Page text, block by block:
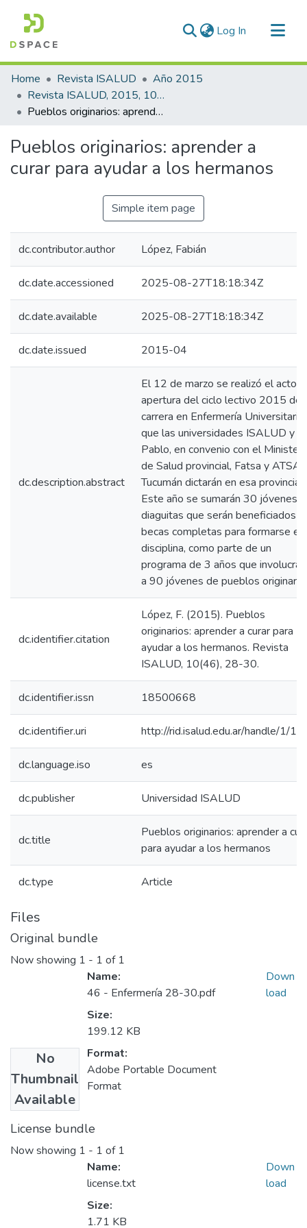
Log In (current)
Communities & Collections
All of DSpace
Statistics
Home Revista ISALUD
Año 2015
Revista ISALUD, 2015, 10(46)
Pueblos originarios: aprender a curar para ayudar a los hermanos
Pueblos originarios: aprender a
curar para ayudar a los hermanos
Simple item page
dc.contributor.author López, Fabián
dc.date.accessioned 2025-08-27T18:18:34Z
dc.date.available 2025-08-27T18:18:34Z
dc.date.issued 2015-04
dc.description.abstract
El 12 de marzo se realizó el acto
apertura del ciclo lectivo 2015 de
carrera en Enfermería Universitaria
que las universidades ISALUD y
Pablo, en convenio con el
de Salud provincial, Fatsa y ATSA-
Tucumán dictarán en esa provincia.
Este año se sumarán 30 jóvenes
diaguitas que serán beneficiados
becas completas para formarse
disciplina, como parte de un
programa de 3 años que
a 90 jóvenes de pueblos
dc.identifier.citation
López, F. (2015). Pueblos
originarios: aprender a curar para
ayudar a los hermanos. Revista
ISALUD, 10(46), 28-30.
dc.identifier.issn 18500668
dc.identifier.uri http://rid.isalud.edu.ar/handle/1/
dc.language.iso es
dc.publisher Universidad ISALUD
dc.title
Pueblos originarios: aprender a
para ayudar a los hermanos
dc.type Article
Files
Original bundle
Now showing 1 - 1 of 1
No
Thumbnail
Available
Name:
46 - Enfermería 28-30.pdf
Size:
199.12 KB
Format:
Adobe Portable Document
Format
Down
load
License bundle
Now showing 1 - 1 of 1
Name:
license.txt
Size:
1.71 KB
Down
load